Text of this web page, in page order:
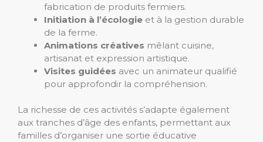
fabrication de produits fermiers.
Initiation à l’écologie et à la gestion durable
de la ferme.
Animations créatives mêlant cuisine,
artisanat et expression artistique.
Visites guidées avec un animateur qualifié
pour approfondir la compréhension.
La richesse de ces activités s’adapte également
aux tranches d’âge des enfants, permettant aux
familles d’organiser une sortie éducative